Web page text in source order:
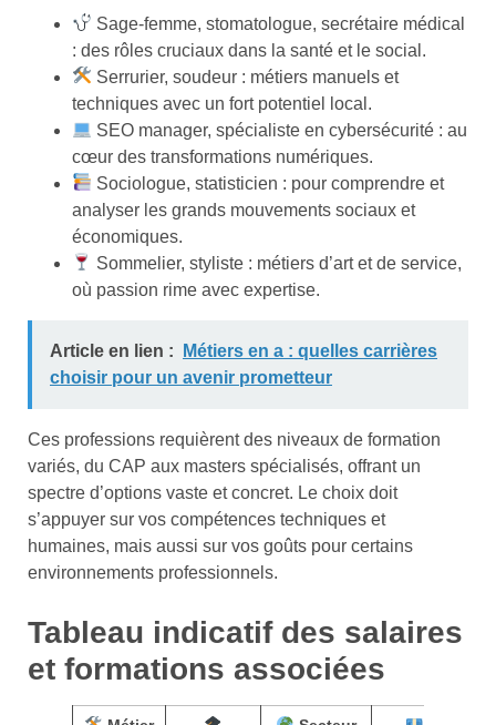
Sage-femme, stomatologue, secrétaire médical
: des rôles cruciaux dans la santé et le social.
Serrurier, soudeur : métiers manuels et
techniques avec un fort potentiel local.
SEO manager, spécialiste en cybersécurité : au
cœur des transformations numériques.
Sociologue, statisticien : pour comprendre et
analyser les grands mouvements sociaux et
économiques.
Sommelier, styliste : métiers d’art et de service,
où passion rime avec expertise.
Article en lien :
Métiers en a : quelles carrières
choisir pour un avenir prometteur
Ces professions requièrent des niveaux de formation
variés, du CAP aux masters spécialisés, offrant un
spectre d’options vaste et concret. Le choix doit
s’appuyer sur vos compétences techniques et
humaines, mais aussi sur vos goûts pour certains
environnements professionnels.
Tableau indicatif des salaires
et formations associées